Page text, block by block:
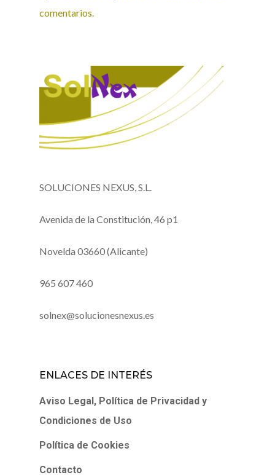
comentarios.
SOLUCIONES NEXUS, S.L.
Avenida de la Constitución, 46 p1
Novelda 03660 (Alicante)
965 607 460
solnex@solucionesnexus.es
ENLACES DE INTERÉS
Aviso Legal, Política de Privacidad y
Condiciones de Uso
Política de Cookies
Contacto